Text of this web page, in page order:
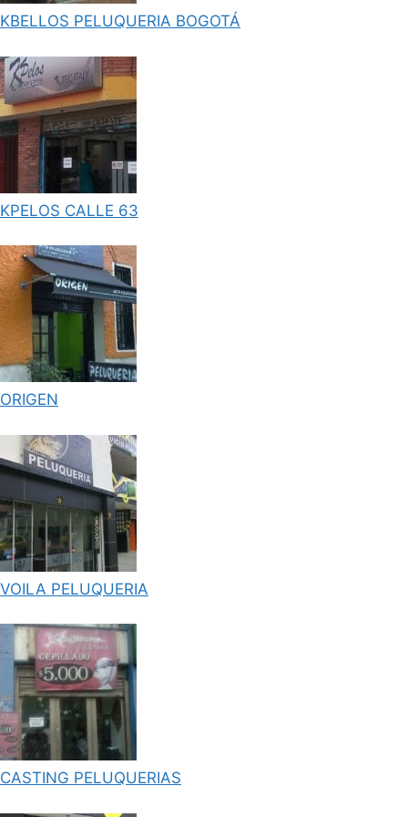
KBELLOS PELUQUERIA BOGOTÁ
KPELOS CALLE 63
ORIGEN
VOILA PELUQUERIA
CASTING PELUQUERIAS